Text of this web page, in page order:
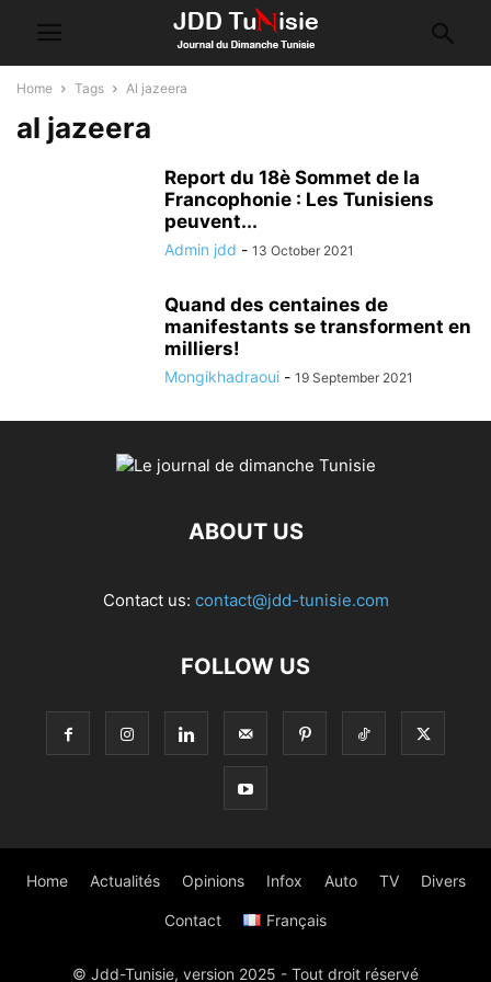
Home Tags Al jazeera
al jazeera
Report du 18è Sommet de la
Francophonie : Les Tunisiens
peuvent...
Admin jdd - 13 October 2021
Quand des centaines de
manifestants se transforment en
milliers!
Mongikhadraoui - 19 September 2021
ABOUT US
Contact us: contact@jdd-tunisie.com
FOLLOW US
Home Actualités Opinions Infox Auto TV Divers
Contact Français
© Jdd-Tunisie, version 2025 - Tout droit réservé